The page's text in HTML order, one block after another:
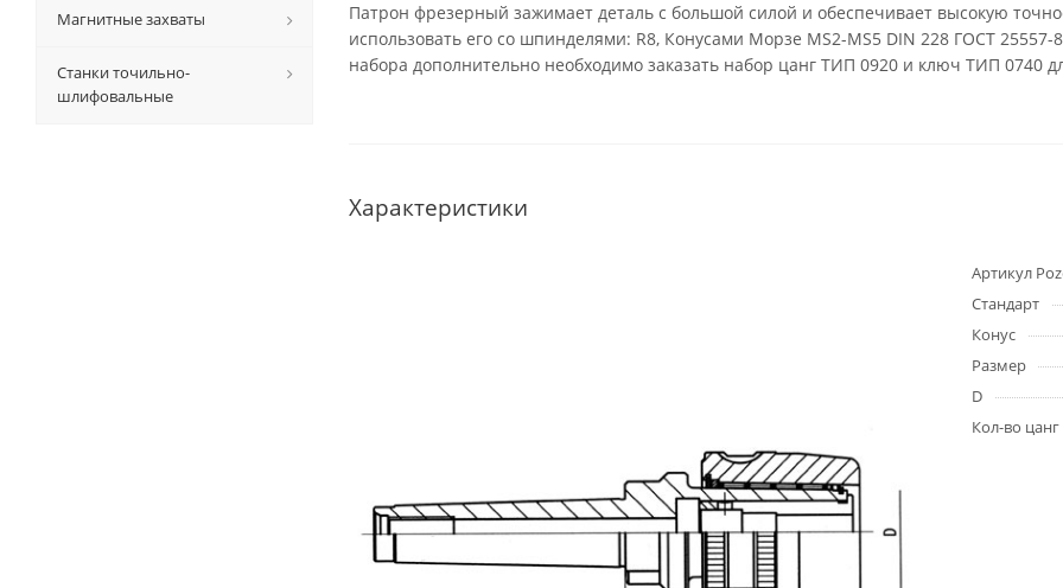
Патрон фрезерный зажимает деталь с большой силой и обеспечивает высокую
использовать его со шпинделями: R8, Конусами Морзе MS2-MS5 DIN 228 ГОСТ
набора дополнительно необходимо заказать набор цанг ТИП 0920 и ключ ТИП 0740
Характеристики
Артикул
Стандарт
Конус
Размер
D
Кол-во цанг
Магнитные захваты
Станки точильно-
шлифовальные